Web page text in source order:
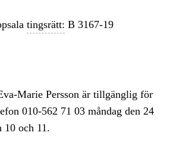
tingsrätt: B 3167-19
Marie Persson är tillgänglig för
010-562 71 03 måndag den 24
och 11.